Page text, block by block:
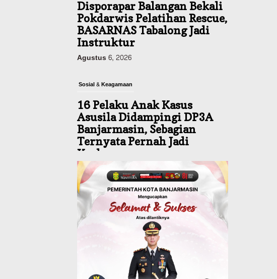
BASARNAS Tabalong Jadi
Instruktur
Agustus 6, 2026
Sosial & Keagamaan
16 Pelaku Anak Kasus
Banjarmasin, Sebagian
Ternyata Pernah Jadi
Korban
Agustus 6, 2026
Dinas PUPR Kalsel Pembangunan
Tindak Lanjut
Pascakecelakaan Maut,
Pemerintah Janji
Tingkatkan Fasilitas
Keselamatan Jalan
Alternatif Banjarbaru–